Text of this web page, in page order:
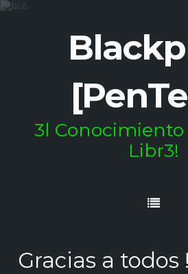
3l Conocimiento
Libr3!
Gracias a todos